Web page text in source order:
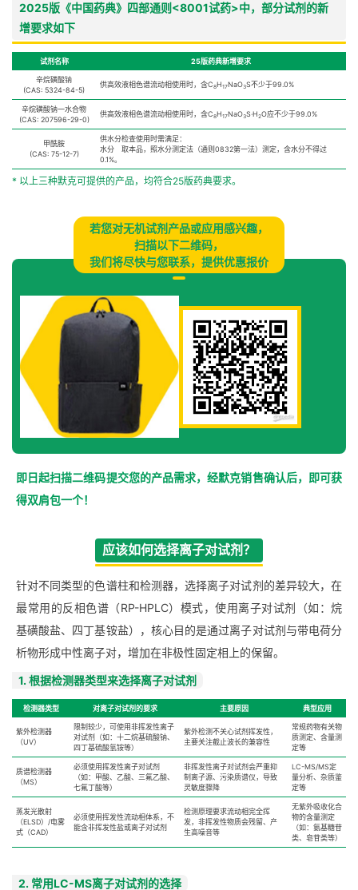
2025版《中国药典》四部通则<8001试药>中，部分试剂的新
增要求如下
试剂名称 25版药典新增要求
辛烷磺酸钠
(CAS: 5324-84-5)
供高效液相色谱流动相使用时，含C8H17NaO3S不少于99.0%
辛烷磺酸钠一水合物
(CAS: 207596-29-0)
供高效液相色谱流动相使用时，含C8H17NaO3S·H2O应不少于99.0%
甲酰胺
(CAS: 75-12-7)
供水分检查使用时需满足：
水分 取本品，照水分测定法（通则0832第一法）测定，含水分不得过
0.1%。
* 以上三种默克可提供的产品，均符合25版药典要求。
若您对无机试剂产品或应用感兴趣，
扫描以下二维码，
我们将尽快与您联系，提供优惠报价
即日起扫描二维码提交您的产品需求，经默克销售确认后，即可获
得双肩包一个！
应该如何选择离子对试剂？
针对不同类型的色谱柱和检测器，选择离子对试剂的差异较大，在
最常用的反相色谱（RP-HPLC）模式，使用离子对试剂（如：烷
基磺酸盐、四丁基铵盐），核心目的是通过离子对试剂与带电荷分
析物形成中性离子对，增加在非极性固定相上的保留。
1. 根据检测器类型来选择离子对试剂
检测器类型 对离子对试剂的要求 主要原因 典型应用
紫外检测器
（UV）
限制较少，可使用非挥发性离子
对试剂（如：十二烷基硫酸钠、
四丁基硫酸氢铵等）
紫外检测不关心试剂挥发性，
主要关注截止波长的兼容性
常规药物有关物
质测定、含量测
定等
质谱检测器
（MS）
必须使用挥发性离子对试剂
（如：甲酸、乙酸、三氟乙酸、
七氟丁酸等）
非挥发性离子对试剂会严重抑
制离子源、污染质谱仪，导致
灵敏度骤降
LC-MS/MS定
量分析、杂质鉴
定等
蒸发光散射
（ELSD）/电雾
式（CAD）
必须使用挥发性流动相体系，不
能含非挥发性盐或离子对试剂
检测原理要求流动相完全挥
发，非挥发性物质会残留、产
生高噪音等
无紫外吸收化合
物的含量测定
（如：氨基糖苷
类、皂苷类等）
2. 常用LC-MS离子对试剂的选择